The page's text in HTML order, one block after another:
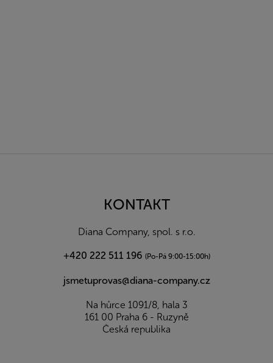
KONTAKT
Diana Company, spol. s r.o.
+420 222 511 196 (Po-Pá 9:00-15:00h)
jsmetuprovas@diana-company.cz
Na hůrce 1091/8, hala 3
161 00 Praha 6 - Ruzyně
Česká republika